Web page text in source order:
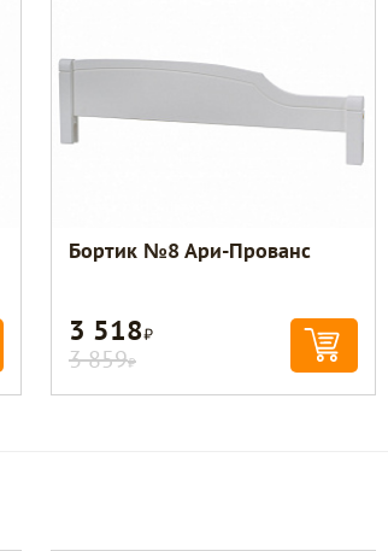
Бортик №8 Ари-Прованс
3 518Р
3 859Р